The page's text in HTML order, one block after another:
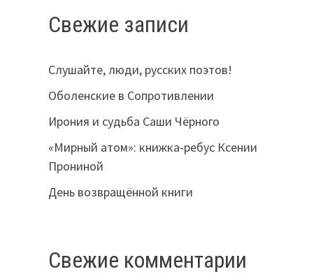
Свежие записи
Слушайте, люди, русских поэтов!
Оболенские в Сопротивлении
Ирония и судьба Саши Чёрного
«Мирный атом»: книжка-ребус Ксении
Прониной
День возвращённой книги
Свежие комментарии